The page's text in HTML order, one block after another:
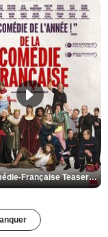
De la Comédie-Française Teaser VF